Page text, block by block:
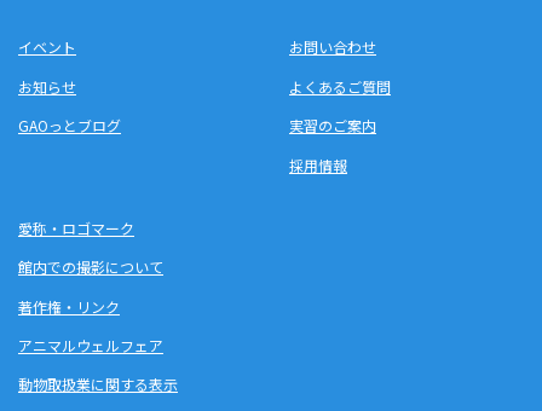
イベント
お知らせ
GAOっとブログ
お問い合わせ
よくあるご質問
実習のご案内
採用情報
愛称・ロゴマーク
館内での撮影について
著作権・リンク
アニマルウェルフェア
動物取扱業に関する表示